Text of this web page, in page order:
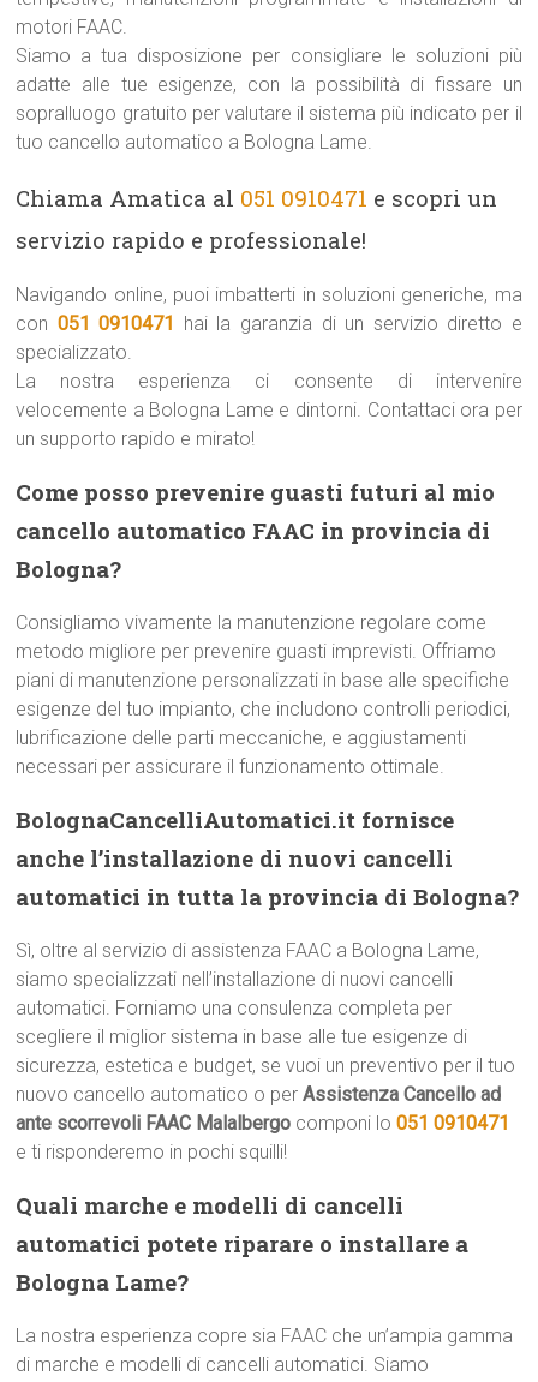
motori FAAC.
Siamo a tua disposizione per consigliare le soluzioni più
adatte alle tue esigenze, con la possibilità di fissare un
sopralluogo gratuito per valutare il sistema più indicato per il
tuo cancello automatico a Bologna Lame.
Chiama Amatica al 051 0910471 e scopri un
servizio rapido e professionale!
Navigando online, puoi imbatterti in soluzioni generiche, ma
con 051 0910471 hai la garanzia di un servizio diretto e
specializzato.
La nostra esperienza ci consente di intervenire
velocemente a Bologna Lame e dintorni. Contattaci ora per
un supporto rapido e mirato!
Come posso prevenire guasti futuri al mio
cancello automatico FAAC in provincia di
Bologna?
Consigliamo vivamente la manutenzione regolare come
metodo migliore per prevenire guasti imprevisti. Offriamo
piani di manutenzione personalizzati in base alle specifiche
esigenze del tuo impianto, che includono controlli periodici,
lubrificazione delle parti meccaniche, e aggiustamenti
necessari per assicurare il funzionamento ottimale.
BolognaCancelliAutomatici.it fornisce
anche l’installazione di nuovi cancelli
automatici in tutta la provincia di Bologna?
Sì, oltre al servizio di assistenza FAAC a Bologna Lame,
siamo specializzati nell’installazione di nuovi cancelli
automatici. Forniamo una consulenza completa per
scegliere il miglior sistema in base alle tue esigenze di
sicurezza, estetica e budget, se vuoi un preventivo per il tuo
nuovo cancello automatico o perAssistenza Cancello ad
ante scorrevoli FAAC Malalbergo componi lo051 0910471
e ti risponderemo in pochi squilli!
Quali marche e modelli di cancelli
automatici potete riparare o installare a
Bologna Lame?
La nostra esperienza copre sia FAAC che un’ampia gamma
di marche e modelli di cancelli automatici. Siamo